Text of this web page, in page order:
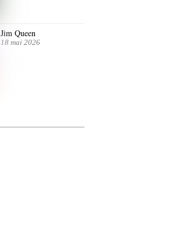
Jim Queen
18 mai 2026